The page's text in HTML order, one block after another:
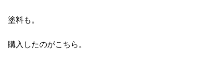
塗料も。
購入したのがこちら。